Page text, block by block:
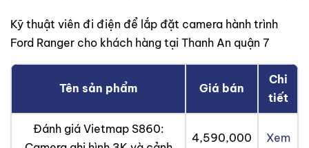
Kỹ thuật viên đi điện để lắp đặt camera hành trình
Ford Ranger cho khách hàng tại Thanh An quận 7
Tên sản phẩm Giá bán
Chi
tiết
Đánh giá Vietmap S860:
4,590,000
Xem